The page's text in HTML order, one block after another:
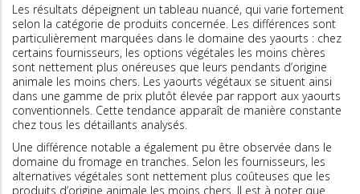
Les résultats dépeignent un tableau nuancé, qui varie fortement
selon la catégorie de produits concernée. Les différences sont
particulièrement marquées dans le domaine des yaourts : chez
certains fournisseurs, les options végétales les moins chères
sont nettement plus onéreuses que leurs pendants d’origine
animale les moins chers. Les yaourts végétaux se situent ainsi
dans une gamme de prix plutôt élevée par rapport aux yaourts
conventionnels. Cette tendance apparaît de manière constante
chez tous les détaillants analysés.
Une différence notable a également pu être observée dans le
domaine du fromage en tranches. Selon les fournisseurs, les
alternatives végétales sont nettement plus coûteuses que les
produits d’origine animale les moins chers. Il est à noter que